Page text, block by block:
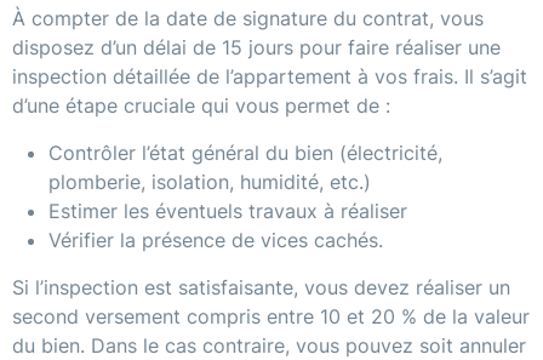
À compter de la date de signature du contrat, vous
disposez d’un délai de 15 jours pour faire réaliser une
inspection détaillée de l’appartement à vos frais. Il s’agit
d’une étape cruciale qui vous permet de :
Contrôler l’état général du bien (électricité,
plomberie, isolation, humidité, etc.)
Estimer les éventuels travaux à réaliser
Vérifier la présence de vices cachés.
Si l’inspection est satisfaisante, vous devez réaliser un
second versement compris entre 10 et 20 % de la valeur
du bien. Dans le cas contraire, vous pouvez soit annuler